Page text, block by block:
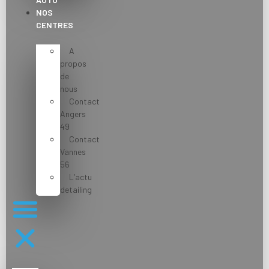
NOS
CENTRES
A
propos
de
nous
Contact
Angers
49
Contact
Vannes
56
L’actu
detailing